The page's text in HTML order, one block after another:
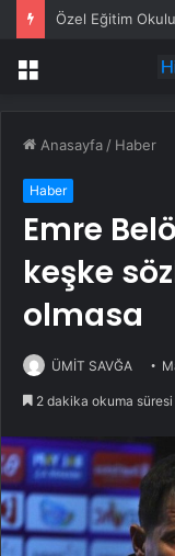
Özel Eğitim
Menü
Anasayfa / Haber
Haber
Emre
keşke
olmasa
ÜMİT SAVĞA
2 dakika okuma süresi